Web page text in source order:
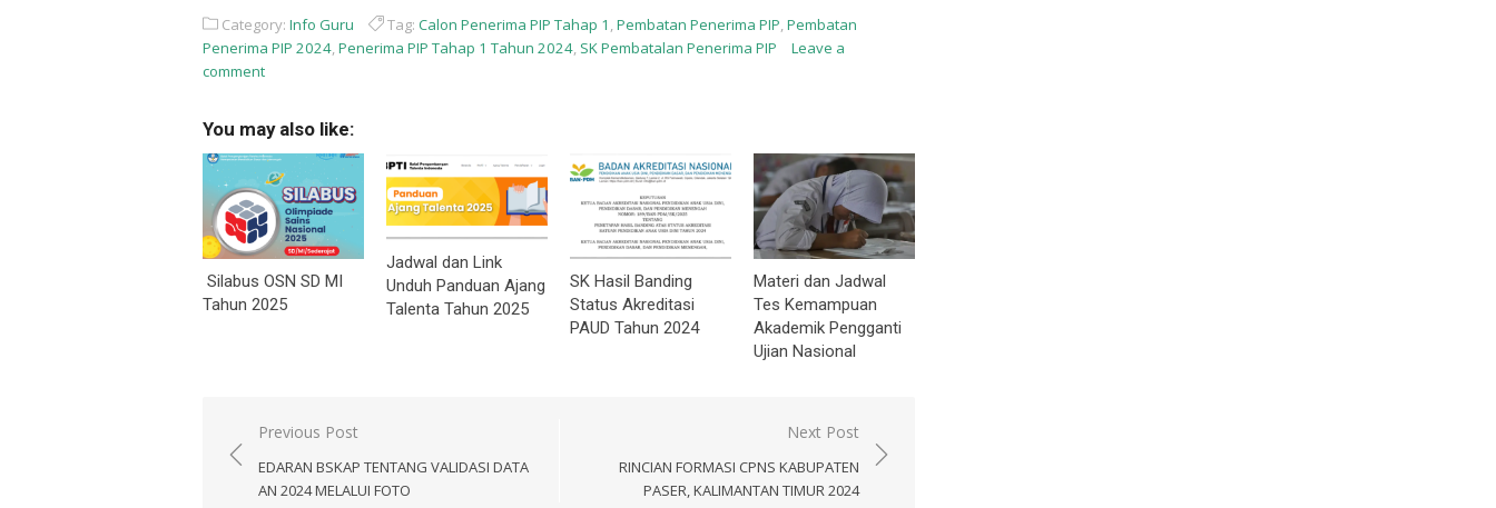
Category: Info Guru Tag:Calon Penerima PIP Tahap 1 ,Pembatan Penerima PIP,Pembatan
Penerima PIP 2024,Penerima PIP Tahap 1 Tahun 2024, SK Pembatalan Penerima PIP
Leave a
comment
You may also like:
Silabus OSN SD MI
Tahun 2025
Jadwal dan Link
Unduh Panduan Ajang
Talenta Tahun 2025
SK Hasil Banding
Status Akreditasi
PAUD Tahun 2024
Materi dan Jadwal
Tes Kemampuan
Akademik Pengganti
Ujian Nasional
Navigasi
pos
Previous Post
EDARAN BSKAP TENTANG VALIDASI DATA
AN 2024 MELALUI FOTO
Next Post
RINCIAN FORMASI CPNS KABUPATEN
PASER, KALIMANTAN TIMUR 2024